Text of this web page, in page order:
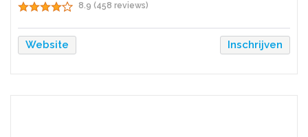
8.9 (458 reviews)
Website Inschrijven